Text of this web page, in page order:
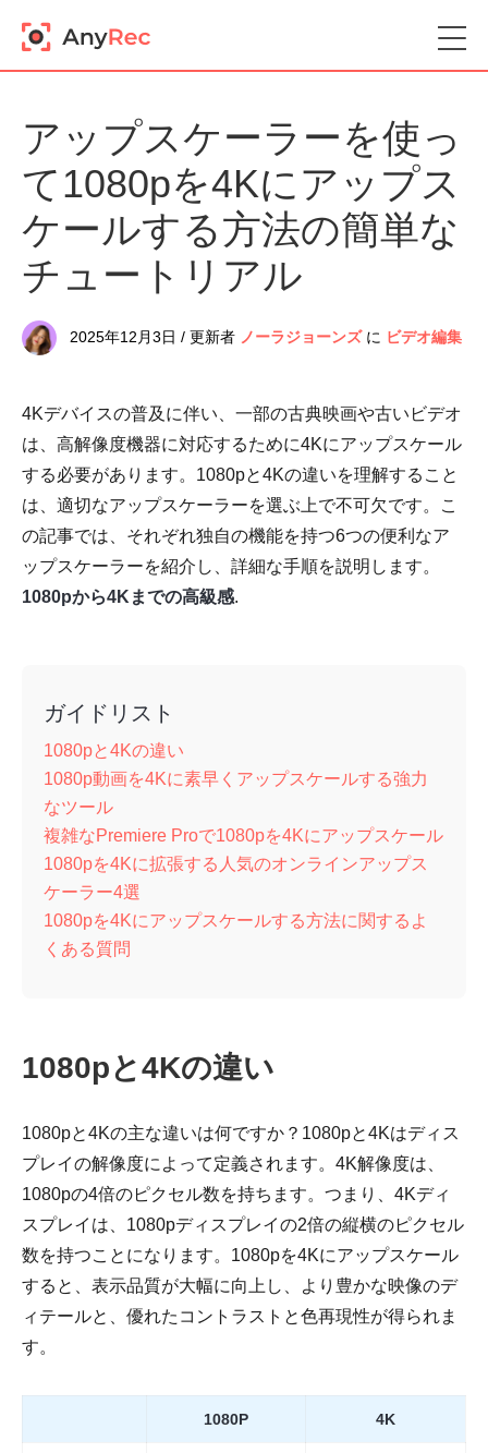
アップスケーラーを使っ
て1080pを4Kにアップス
ケールする方法の簡単な
チュートリアル
2025年12月3日 / 更新者 ノーラジョーンズに ビデオ編集
4Kデバイスの普及に伴い、一部の古典映画や古いビデオ
は、高解像度機器に対応するために4Kにアップスケール
する必要があります。1080pと4Kの違いを理解すること
は、適切なアップスケーラーを選ぶ上で不可欠です。こ
の記事では、それぞれ独自の機能を持つ6つの便利なア
ップスケーラーを紹介し、詳細な手順を説明します。
1080pから4Kまでの高級感.
ガイドリスト
1080pと4Kの違い
1080p動画を4Kに素早くアップスケールする強力
なツール
複雑なPremiere Proで1080pを4Kにアップスケール
1080pを4Kに拡張する人気のオンラインアップス
ケーラー4選
1080pを4Kにアップスケールする方法に関するよ
くある質問
1080pと4Kの違い
1080pと4Kの主な違いは何ですか？1080pと4Kはディス
プレイの解像度によって定義されます。4K解像度は、
1080pの4倍のピクセル数を持ちます。つまり、4Kディ
スプレイは、1080pディスプレイの2倍の縦横のピクセル
数を持つことになります。1080pを4Kにアップスケール
すると、表示品質が大幅に向上し、より豊かな映像のデ
ィテールと、優れたコントラストと色再現性が得られま
す。
1080P 4K